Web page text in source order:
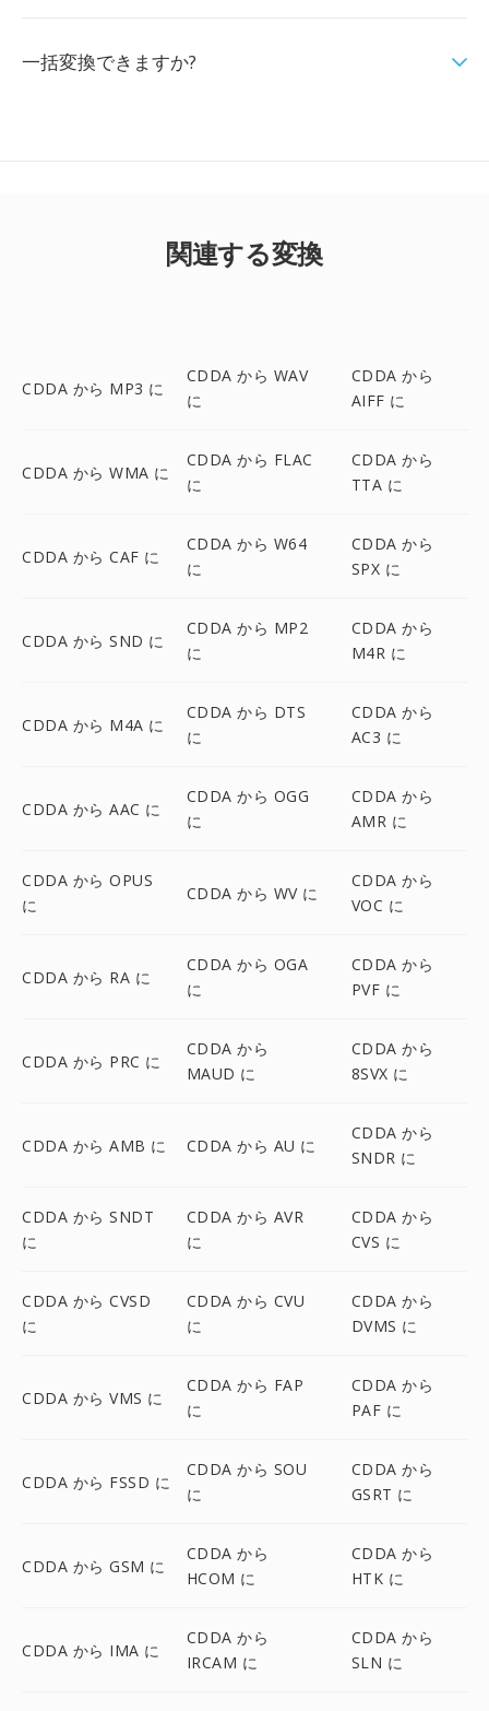
一括変換できますか?
関連する変換
CDDA から MP3 に
CDDA から WAV
に
CDDA から
AIFF に
CDDA から WMA に
CDDA から FLAC
に
CDDA から
TTA に
CDDA から CAF に
CDDA から W64
に
CDDA から
SPX に
CDDA から SND に
CDDA から MP2
に
CDDA から
M4R に
CDDA から M4A に
CDDA から DTS
に
CDDA から
AC3 に
CDDA から AAC に
CDDA から OGG
に
CDDA から
AMR に
CDDA から OPUS
に
CDDA から WV に
CDDA から
VOC に
CDDA から RA に
CDDA から OGA
に
CDDA から
PVF に
CDDA から PRC に
CDDA から
MAUD に
CDDA から
8SVX に
CDDA から AMB に CDDA から AU に
CDDA から
SNDR に
CDDA から SNDT
に
CDDA から AVR
に
CDDA から
CVS に
CDDA から CVSD
に
CDDA から CVU
に
CDDA から
DVMS に
CDDA から VMS に
CDDA から FAP
に
CDDA から
PAF に
CDDA から FSSD に
CDDA から SOU
に
CDDA から
GSRT に
CDDA から GSM に
CDDA から
HCOM に
CDDA から
HTK に
CDDA から IMA に
CDDA から
IRCAM に
CDDA から
SLN に